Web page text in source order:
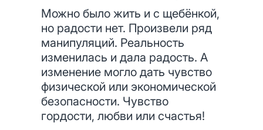
Можно было жить и с щебёнкой,
но радости нет. Произвели ряд
манипуляций. Реальность
изменилась и дала радость. А
изменение могло дать чувство
физической или экономической
безопасности. Чувство
гордости, любви или счастья!